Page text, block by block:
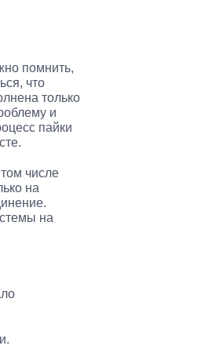
помнить,
что
только
и
пайки
числе
на
на